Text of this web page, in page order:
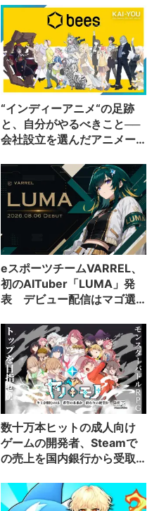
“インディーアニメ“の足跡
と、自分がやるべきこと──
会社設立を選んだアニメー
eスポーツチームVARREL、
初のAITuber「LUMA」発
表 デビュー配信はマゴ選
数十万本ヒットの成人向け
ゲームの開発者、Steamで
の売上を国内銀行から受取